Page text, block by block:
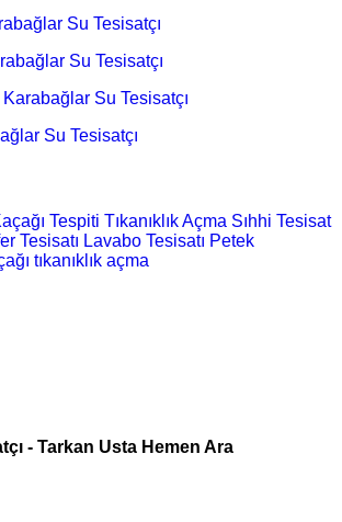
Su Tesisatçı
Su Tesisatçı
Su Tesisatçı
Su Tesisatçı
Tespiti Tıkanıklık Açma Sıhhi Tesisat
Tesisatı Lavabo Tesisatı Petek
tıkanıklık açma
- Tarkan Usta Hemen Ara